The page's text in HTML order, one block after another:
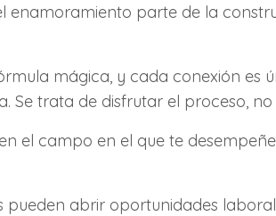
enamoramiento parte de la
mágica, y cada conexión es
Se trata de disfrutar el proceso, no
el campo en el que te
pueden abrir oportunidades